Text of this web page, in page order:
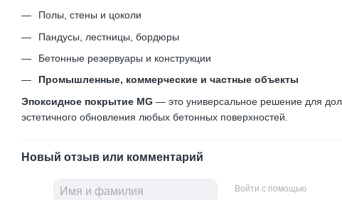
Полы, стены и цоколи
Пандусы, лестницы, бордюры
Бетонные резервуары и конструкции
Промышленные, коммерческие и частные объекты
Эпоксидное покрытие MG — это универсальное решение для
эстетичного обновления любых бетонных поверхностей.
Новый отзыв или комментарий
Войти с помощью